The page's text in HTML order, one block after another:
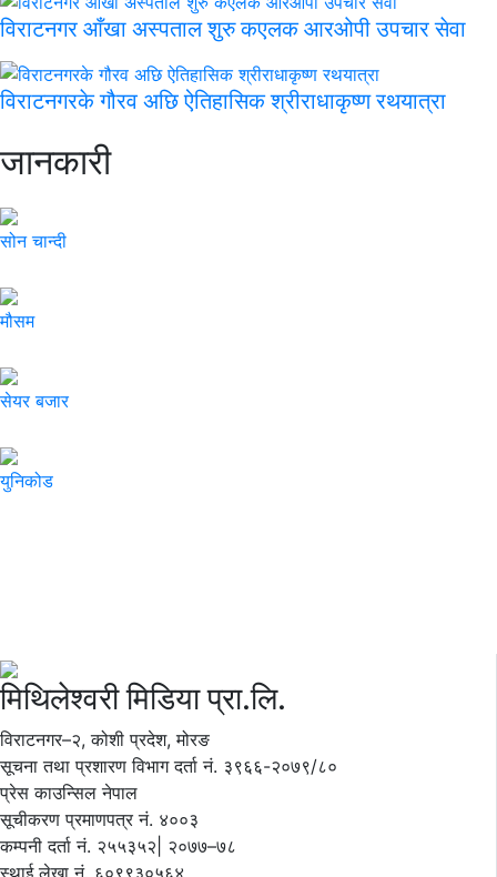
विराटनगर आँखा अस्पताल शुरु कएलक आरओपी उपचार सेवा
विराटनगरके गौरव अछि ऐतिहासिक श्रीराधाकृष्ण रथयात्रा
जानकारी
सोन चान्दी
मौसम
सेयर बजार
युनिकोड
मिथिलेश्वरी मिडिया प्रा.लि.
विराटनगर–२, कोशी प्रदेश, मोरङ
सूचना तथा प्रशारण विभाग दर्ता नं. ३९६६-२०७९/८०
प्रेस काउन्सिल नेपाल
सूचीकरण प्रमाणपत्र नं. ४००३
कम्पनी दर्ता नं. २५५३५२| २०७७–७८